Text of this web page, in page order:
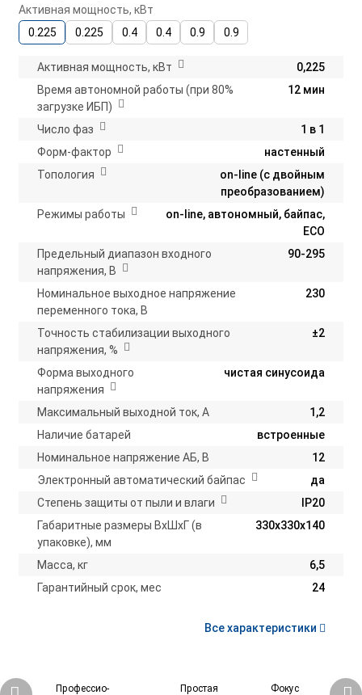
Активная мощность, кВт
0.225
0.225 0.4 0.4 0.9 0.9
Активная мощность, кВт
0,225
Время автономной работы (при 80%
загрузке ИБП)
12 мин
Число фаз
1 в 1
Форм-фактор
настенный
Топология
on-line (с двойным
преобразованием)
Режимы работы
on-line, автономный, байпас,
ECO
Предельный диапазон входного
напряжения, В
90-295
Номинальное выходное напряжение
переменного тока, В
230
Точность стабилизации выходного
напряжения, %
±2
Форма выходного
напряжения
чистая синусоида
Максимальный выходной ток, А
1,2
Наличие батарей
встроенные
Номинальное напряжение АБ, В
12
Электронный автоматический байпас
да
Степень защиты от пыли и влаги
IP20
Габаритные размеры ВхШхГ (в
упаковке), мм
330х330х140
Масса, кг
6,5
Гарантийный срок, мес
24
Все характеристики
Профессио-
Простая
Фокус